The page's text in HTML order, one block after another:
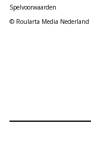
Spelvoorwaarden
© Roularta Media Nederland